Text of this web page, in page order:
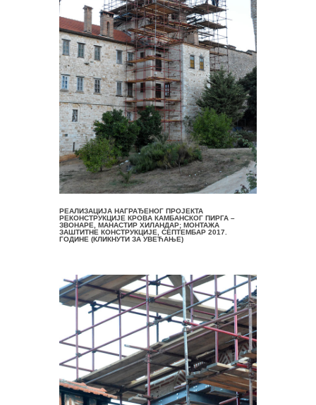
РЕАЛИЗАЦИЈА НАГРАЂЕНОГ ПРОЈЕКТА
РЕКОНСТРУКЦИЈЕ КРОВА КАМБАНСКОГ ПИРГА –
ЗВОНАРЕ, МАНАСТИР ХИЛАНДАР; МОНТАЖА
ЗАШТИТНЕ КОНСТРУКЦИЈЕ, СЕПТЕМБАР 2017.
ГОДИНЕ (КЛИКНУТИ ЗА УВЕЋАЊЕ)